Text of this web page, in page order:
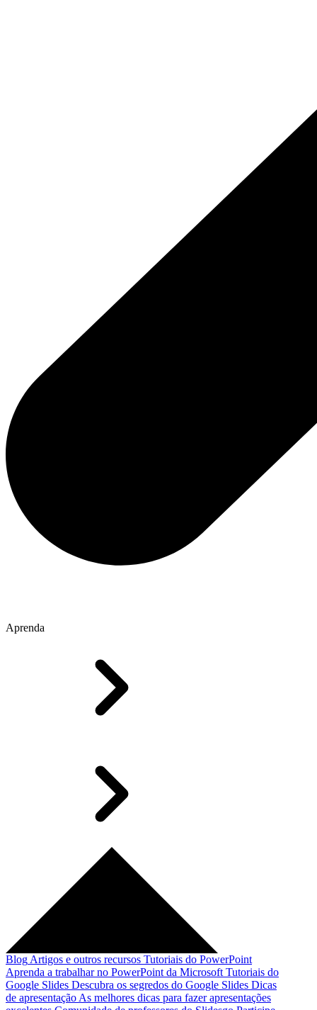
Aprenda
Blog Artigos e outros recursos Tutoriais do PowerPoint
Aprenda a trabalhar no PowerPoint da Microsoft Tutoriais do
Google Slides Descubra os segredos do Google Slides Dicas
de apresentação As melhores dicas para fazer apresentações